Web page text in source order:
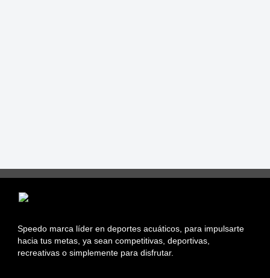
Speedo marca líder en deportes acuáticos, para impulsarte
hacia tus metas, ya sean competitivas, deportivas,
recreativas o simplemente para disfrutar.